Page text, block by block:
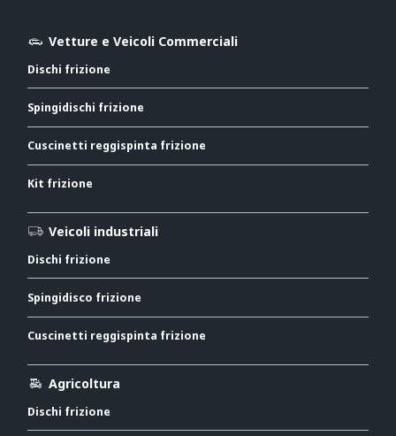
Vetture e Veicoli Commerciali
Dischi frizione
Spingidischi frizione
Cuscinetti reggispinta frizione
Kit frizione
Veicoli industriali
Dischi frizione
Spingidisco frizione
Cuscinetti reggispinta frizione
Agricoltura
Dischi frizione